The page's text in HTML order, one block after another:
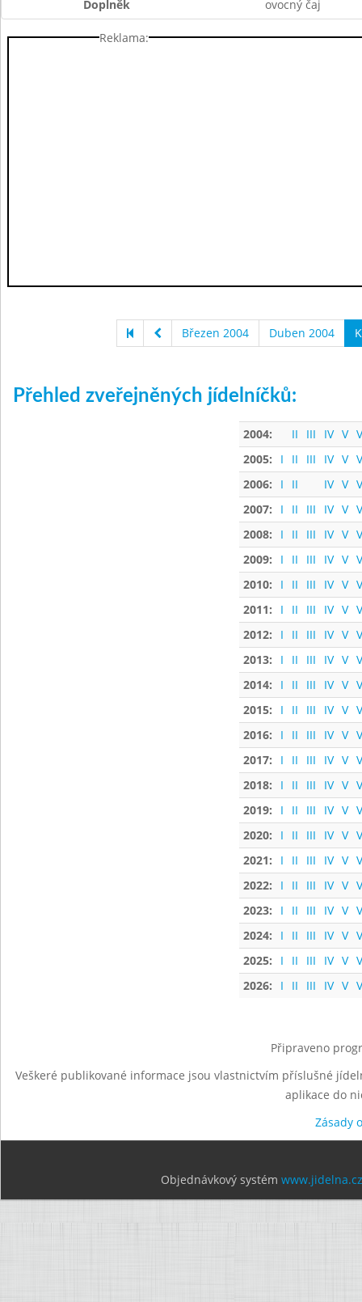
Doplněk ovocný čaj
Reklama:
Březen 2004 Duben 2004
Přehled zveřejněných jídelníčků:
2004: II III IV V
2005:
I II III IV V
2006:
I II IV V
2007:
I II III IV V
2008:
I II III IV V
2009:
I II III IV V
2010:
I II III IV V
2011:
I II III IV V
2012:
I II III IV V
2013:
I II III IV V
2014:
I II III IV V
2015:
I II III IV V
2016:
I II III IV V
2017:
I II III IV V
2018:
I II III IV V
2019:
I II III IV V
2020:
I II III IV V
2021:
I II III IV V
2022:
I II III IV V
2023:
I II III IV V
2024:
I II III IV V
2025:
I II III IV V
2026:
I II III IV V
Připraveno
Veškeré publikované informace jsou vlastnictvím příslušné
aplikace do
Zásady
Objednávkový systém www.jidelna.cz